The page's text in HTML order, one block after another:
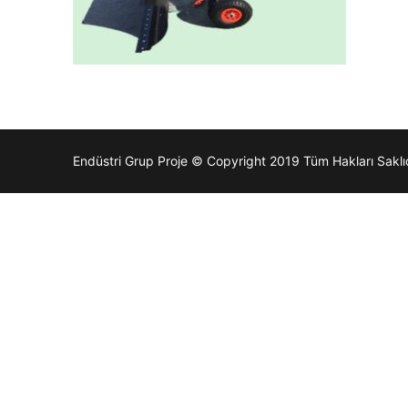
Endüstri Grup Proje © Copyright 2019 Tüm Hakları